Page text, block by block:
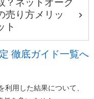
？ネットオーク
売り方メリッ
ト
徹底ガイド一覧へ
用した結果について、